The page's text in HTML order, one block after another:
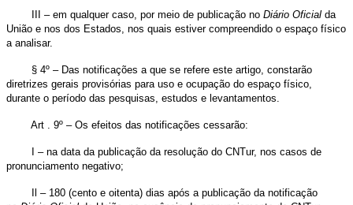
III – em qualquer caso, por meio de publicação no Diário Oficial da
União e nos dos Estados, nos quais estiver compreendido o espaço físico
a analisar.
§ 4º – Das notificações a que se refere este artigo, constarão
diretrizes gerais provisórias para uso e ocupação do espaço físico,
durante o período das pesquisas, estudos e levantamentos.
Art . 9º – Os efeitos das notificações cessarão:
I – na data da publicação da resolução do CNTur, nos casos de
pronunciamento negativo;
Il – 180 (cento e oitenta) dias após a publicação da notificação